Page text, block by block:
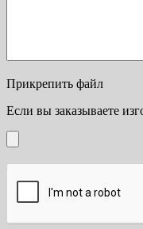
Прикрепить файл
Если вы заказываете